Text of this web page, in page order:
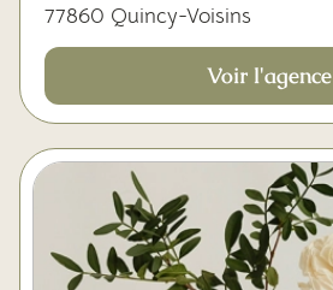
77860 Quincy-Voisins
Voir l'agence